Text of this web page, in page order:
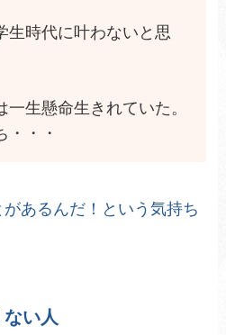
生時代に叶わないと思
一生懸命生きれていた。
・・・
あるんだ！という気持ち
い人